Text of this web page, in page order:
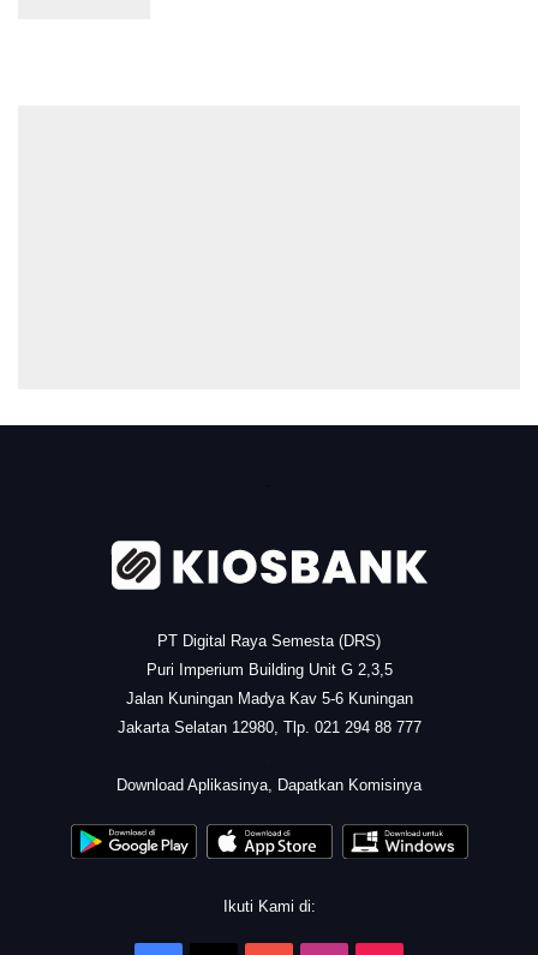
PT Digital Raya Semesta (DRS)
Puri Imperium Building Unit G 2,3,5
Jalan Kuningan Madya Kav 5-6 Kuningan
Jakarta Selatan 12980, Tlp. 021 294 88 777
Download Aplikasinya, Dapatkan Komisinya
Ikuti Kami di: